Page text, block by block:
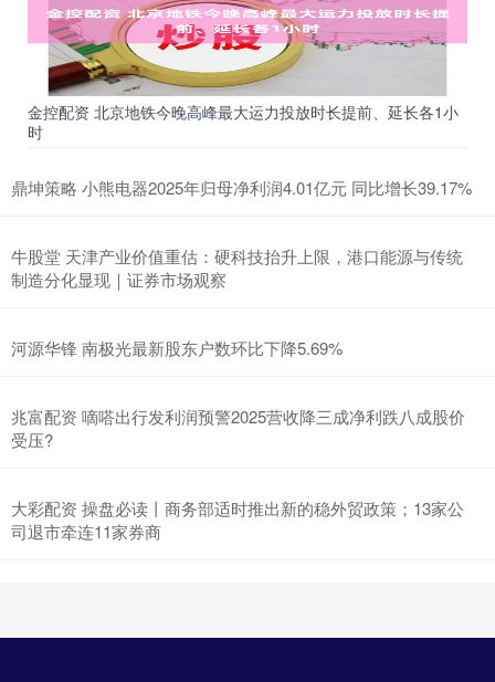
金控配资 北京地铁今晚高峰最大运力投放时长提前、延长各1小
时
鼎坤策略 小熊电器2025年归母净利润4.01亿元 同比增长39.17%
牛股堂 天津产业价值重估：硬科技抬升上限，港口能源与传统
制造分化显现｜证券市场观察
河源华锋 南极光最新股东户数环比下降5.69%
兆富配资 嘀嗒出行发利润预警2025营收降三成净利跌八成股价
受压?
大彩配资 操盘必读丨商务部适时推出新的稳外贸政策；13家公
司退市牵连11家券商